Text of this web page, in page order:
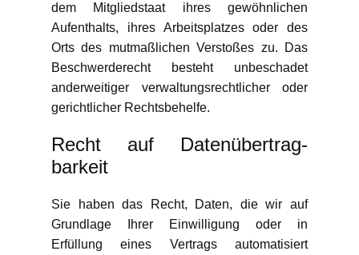
dem Mitgliedstaat ihres gewöhnlichen
Aufenthalts, ihres Arbeitsplatzes oder des
Orts des mutmaßlichen Verstoßes zu. Das
Beschwerderecht besteht unbeschadet
anderweitiger verwaltungsrechtlicher oder
gerichtlicher Rechtsbehelfe.
Recht auf Daten­übertrag­
barkeit
Sie haben das Recht, Daten, die wir auf
Grundlage Ihrer Einwilligung oder in
Erfüllung eines Vertrags automatisiert